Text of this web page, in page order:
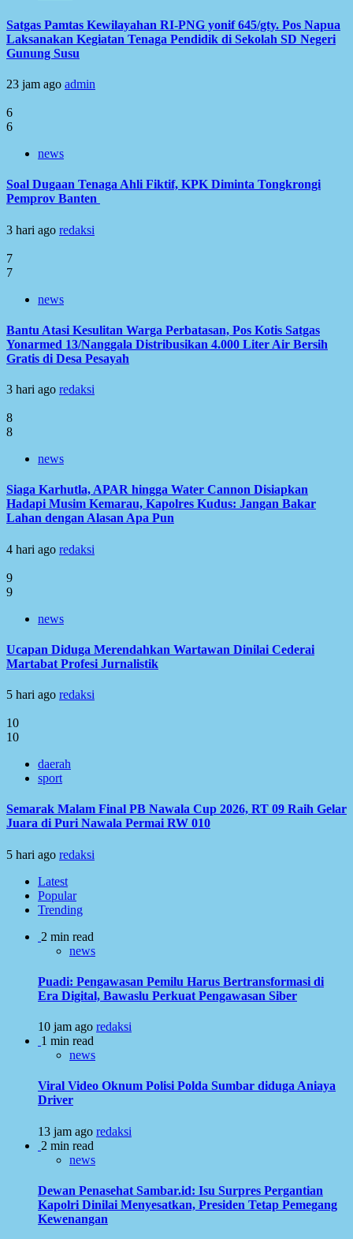
Satgas Pamtas Kewilayahan RI-PNG yonif 645/gty. Pos Napua
Laksanakan Kegiatan Tenaga Pendidik di Sekolah SD Negeri
Gunung Susu
23 jam ago admin
6
6
news
Soal Dugaan Tenaga Ahli Fiktif, KPK Diminta Tongkrongi
Pemprov Banten
3 hari ago redaksi
7
7
news
Bantu Atasi Kesulitan Warga Perbatasan, Pos Kotis Satgas
Yonarmed 13/Nanggala Distribusikan 4.000 Liter Air Bersih
Gratis di Desa Pesayah
3 hari ago redaksi
8
8
news
Siaga Karhutla, APAR hingga Water Cannon Disiapkan
Hadapi Musim Kemarau, Kapolres Kudus: Jangan Bakar
Lahan dengan Alasan Apa Pun
4 hari ago redaksi
9
9
news
Ucapan Diduga Merendahkan Wartawan Dinilai Cederai
Martabat Profesi Jurnalistik
5 hari ago redaksi
10
10
daerah
sport
Semarak Malam Final PB Nawala Cup 2026, RT 09 Raih Gelar
Juara di Puri Nawala Permai RW 010
5 hari ago redaksi
Latest
Popular
Trending
2 min read
news
Puadi: Pengawasan Pemilu Harus Bertransformasi di
Era Digital, Bawaslu Perkuat Pengawasan Siber
10 jam ago redaksi
1 min read
news
Viral Video Oknum Polisi Polda Sumbar diduga Aniaya
Driver
13 jam ago redaksi
2 min read
news
Dewan Penasehat Sambar.id: Isu Surpres Pergantian
Kapolri Dinilai Menyesatkan, Presiden Tetap Pemegang
Kewenangan